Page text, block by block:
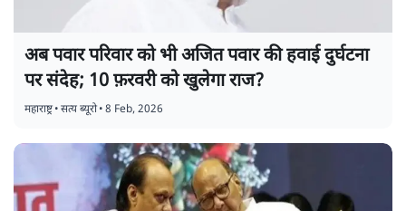
अब पवार परिवार को भी अजित पवार की हवाई दुर्घटना
पर संदेह; 10 फ़रवरी को खुलेगा राज?
महाराष्ट्र•सत्य ब्यूरो•8 Feb, 2026